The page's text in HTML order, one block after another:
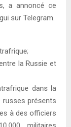
a annoncé ce
sur Telegram.
la Russie et
dans la
russes présents
à des officiers